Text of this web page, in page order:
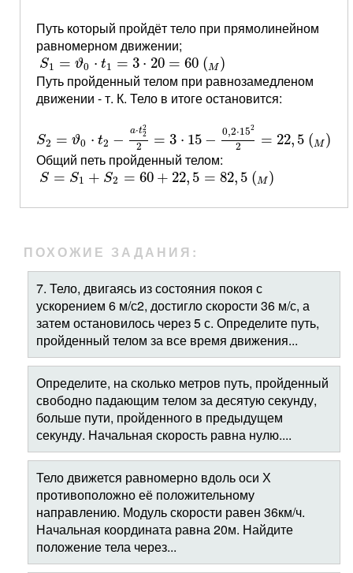
Путь который пройдёт тело при прямолинейном
равномерном движении;
S1 = ϑ0 ⋅ t1 = 3 ⋅ 20 = 60 (M )
S1=ϑ0⋅t1=3⋅20=60(M)
Путь пройденный телом при равнозамедленом
движении - т. К. Тело в итоге остановится:
S2 = ϑ0 ⋅ t2 − a⋅t2
2
2 = 3 ⋅ 15 − 0,2⋅152
2 = 22, 5 ( M )
22= 152 2=
Общий петь пройденный телом:
S = S1 + S2 = 60 + 22, 5 = 82, 5 (M )
S=S1+S2=60+22,5=82,5(M)
ПОХОЖИЕ ЗАДАНИЯ:
7. Тело, двигаясь из состояния покоя с
ускорением 6 м/с2, достигло скорости 36 м/с, а
затем остановилось через 5 с. Определите путь,
пройденный телом за все время движения...
Определите, на сколько метров путь, пройденный
свободно падающим телом за десятую секунду,
больше пути, пройденного в предыдущем
секунду. Начальная скорость равна нулю....
Тело движется равномерно вдоль оси Х
противоположно её положительному
направлению. Модуль скорости равен 36км/ч.
Начальная координата равна 20м. Найдите
положение тела через...